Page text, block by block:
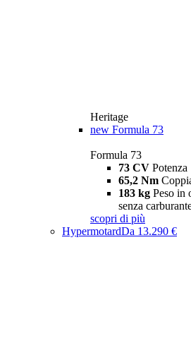
Heritage
new Formula 73
Formula 73
73 CV Potenza
65,2 Nm
183 kg Peso in
senza
scopri di più
HypermotardDa 13.290 €